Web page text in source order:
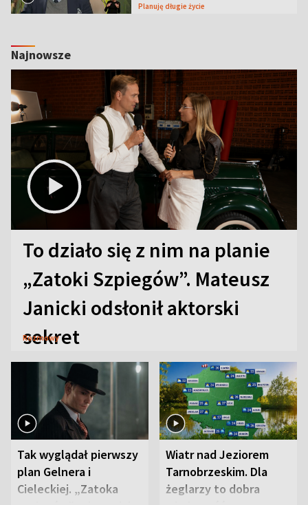
Planuję długie życie
Najnowsze
To działo się z nim na planie
„Zatoki Szpiegów”. Mateusz
Janicki odsłonił aktorski
sekret
Rozmowy
Tak wyglądał pierwszy
plan Gelnera i
Cieleckiej. „Zatoka
Wiatr nad Jeziorem
Tarnobrzeskim. Dla
żeglarzy to dobra